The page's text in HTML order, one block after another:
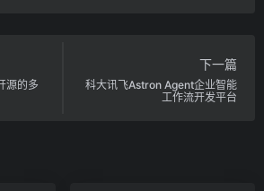
源的多
下一篇
科大讯飞Astron Agent企业智能
工作流开发平台